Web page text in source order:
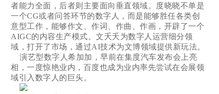
者能力全面，后者则主要面向垂直领域。度晓晓不单是
一个CG或者问答环节的数字人，而是能够胜任各类创
意型工作，能够作文、作词、作曲、作画，开辟了一个
AIGC的内容生产模式。文夭夭为数字人运营细分领
域，打开了市场，通过AI技术为文博领域提供新玩法。
演艺型数字人希加加，早前在集度汽车发布会上亮
相，一度惊艳业内，百度也成为业内率先尝试在会展领
域引入数字人的巨头。